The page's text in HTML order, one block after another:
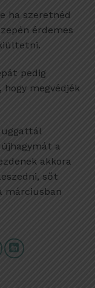
ha szeretnéd
érdemes
pedig
hogy megvédjék
a
akkora
sőt
márciusban